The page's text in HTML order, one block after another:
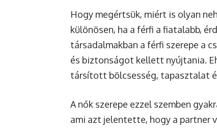
Hogy megértsük, miért is olyan
különösen, ha a férfi a fiatalabb,
társadalmakban a férfi szerepe a
és biztonságot kellett nyújtania.
társított bölcsesség, tapasztalat
A nők szerepe ezzel szemben
ami azt jelentette, hogy a partner